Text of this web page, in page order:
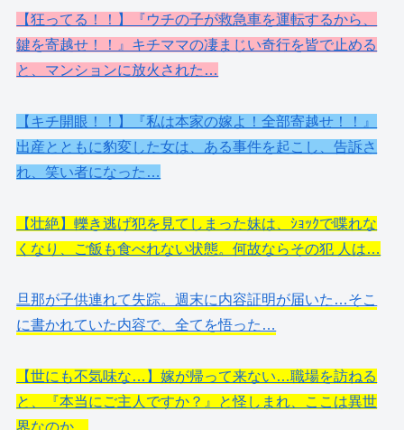
【狂ってる！！】『ウチの子が救急車を運転するから、
鍵を寄越せ！！』キチママの凄まじい奇行を皆で止める
と、マンションに放火された…
【キチ開眼！！】『私は本家の嫁よ！全部寄越せ！！』
出産とともに豹変した女は、ある事件を起こし、告訴さ
れ、笑い者になった…
【壮絶】轢き逃げ犯を見てしまった妹は、ｼｮｯｸで喋れな
くなり、ご飯も食べれない状態。何故ならその犯 人は…
旦那が子供連れて失踪。週末に内容証明が届いた…そこ
に書かれていた内容で、全てを悟った…
【世にも不気味な…】嫁が帰って来ない…職場を訪ねる
と、『本当にご主人ですか？』と怪しまれ、ここは異世